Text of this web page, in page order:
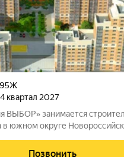
95Ж
4 квартал 2027
ВЫБОР» занимается
в южном округе
доступности от
Позвонить